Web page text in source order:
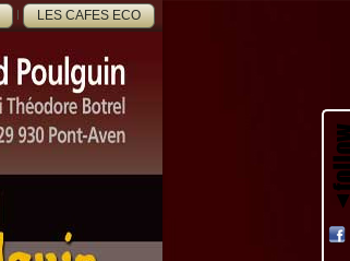
LES CAFES ECO